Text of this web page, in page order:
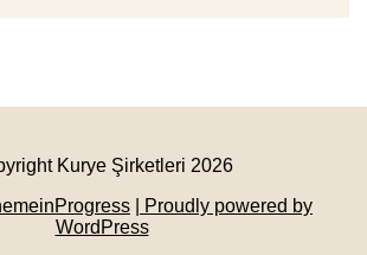
Kurye Şirketleri 2026
| Proudly powered by
WordPress